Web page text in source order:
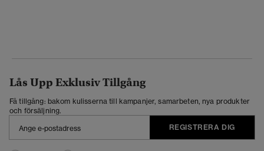
Lås Upp Exklusiv Tillgång
Få tillgång: bakom kulisserna till kampanjer, samarbeten, nya produkter
och försäljning.
REGISTRERA DIG